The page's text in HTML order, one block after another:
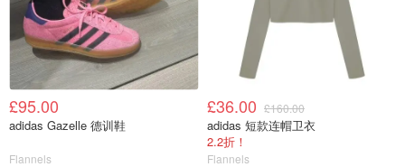
£95.00
adidas Gazelle 德训鞋
Flannels
£36.00 £160.00
adidas 短款连帽卫衣
2.2折！
Flannels